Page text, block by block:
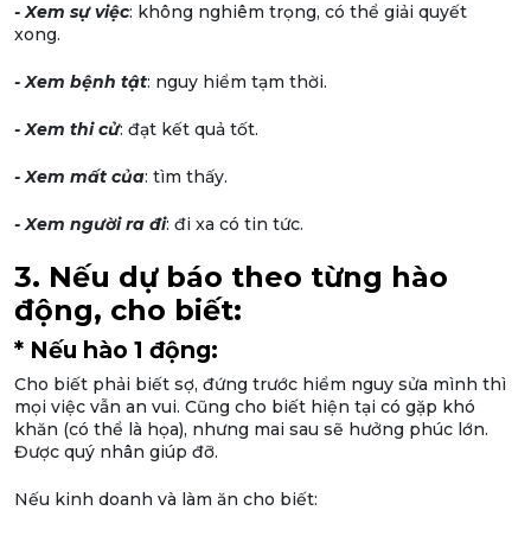
- Xem sự việc: không nghiêm trọng, có thể giải quyết
xong.
- Xem bệnh tật: nguy hiểm tạm thời.
- Xem thi cử: đạt kết quả tốt.
- Xem mất của: tìm thấy.
- Xem người ra đi: đi xa có tin tức.
3. Nếu dự báo theo từng hào
động, cho biết:
* Nếu hào 1 động:
Cho biết phải biết sợ, đứng trước hiểm nguy sửa mình thì
mọi việc vẫn an vui. Cũng cho biết hiện tại có gặp khó
khăn (có thể là họa), nhưng mai sau sẽ hưởng phúc lớn.
Được quý nhân giúp đỡ.
Nếu kinh doanh và làm ăn cho biết: